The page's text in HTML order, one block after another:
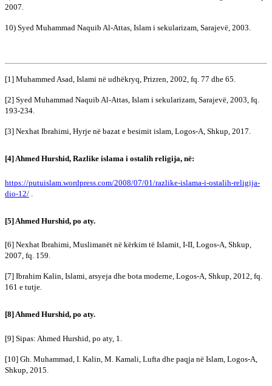
2007.
10) Syed Muhammad Naquib Al-Attas, Islam i sekularizam, Sarajevë, 2003.
[1] Muhammed Asad, Islami në udhëkryq, Prizren, 2002, fq. 77 dhe 65.
[2] Syed Muhammad Naquib Al-Attas, Islam i sekularizam, Sarajevë, 2003, fq.
193-234.
[3] Nexhat Ibrahimi, Hyrje në bazat e besimit islam, Logos-A, Shkup, 2017.
[4] Ahmed Hurshid, Razlike islama i ostalih religija, në:
https://putuislam.wordpress.com/2008/07/01/razlike-islama-i-ostalih-religija-
dio-12/
[5] Ahmed Hurshid, po aty.
[6] Nexhat Ibrahimi, Muslimanët në kërkim të Islamit, I-II, Logos-A, Shkup,
2007, fq. 159.
[7] Ibrahim Kalin, Islami, arsyeja dhe bota moderne, Logos-A, Shkup, 2012, fq.
161 e tutje.
[8] Ahmed Hurshid, po aty.
[9] Sipas: Ahmed Hurshid, po aty, 1.
[10] Gh. Muhammad, I. Kalin, M. Kamali, Lufta dhe paqja në Islam, Logos-A,
Shkup, 2015.